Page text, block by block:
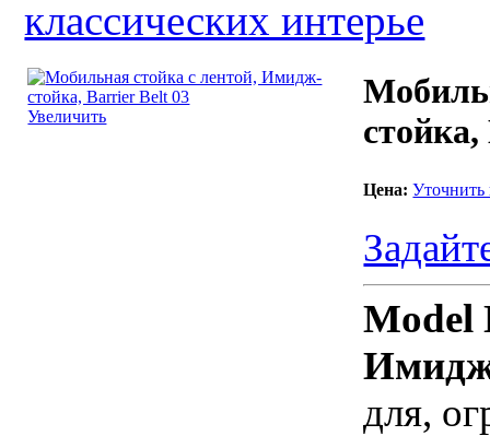
классических интерье
Увеличить
Цена:Уточнить
Model
для,